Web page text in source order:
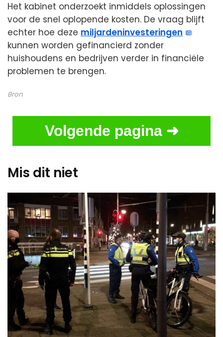
Het kabinet onderzoekt inmiddels oplossingen
voor de snel oplopende kosten. De vraag blijft
echter hoe deze miljardeninvesteringen
kunnen worden gefinancierd zonder
huishoudens en bedrijven verder in financiële
problemen te brengen.
Bron
Volgende pagina ➜
Mis dit niet